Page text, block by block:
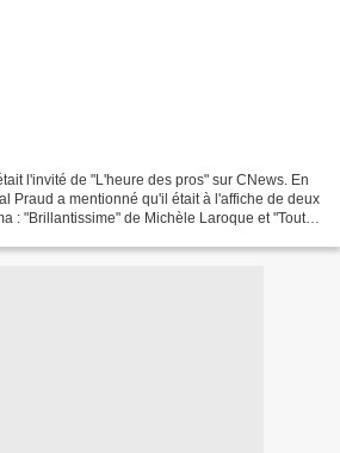
l'invité de "L'heure des pros" sur CNews. En
Praud a mentionné qu'il était à l'affiche de deux
: "Brillantissime" de Michèle Laroque et "Tout le